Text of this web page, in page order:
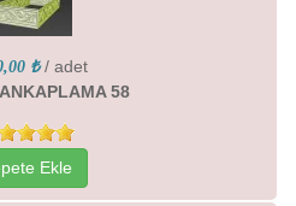
₺ / adet
58
Ekle